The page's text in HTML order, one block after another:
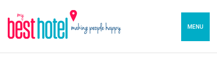
MENU